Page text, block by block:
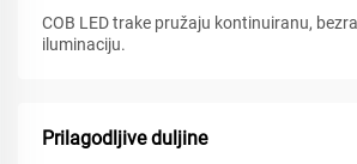
COB LED trake pružaju kontinuiranu,
iluminaciju.
Prilagodljive duljine